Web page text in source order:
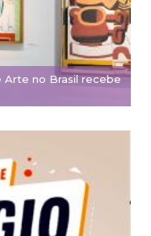
Arte no Brasil recebe